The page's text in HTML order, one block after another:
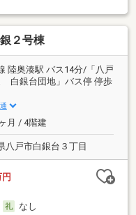
２号棟
陸奥湊駅 バス14分/「八戸
白銀台団地」バス停 停歩
月 / 4階建
八戸市白銀台３丁目
円
なし